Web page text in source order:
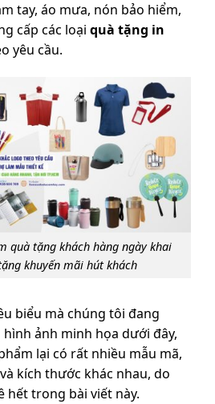
tay, áo mưa, nón bảo hiểm,
cấp các loại quà tặng in
yêu cầu.
quà tặng khách hàng ngày khai
khuyến mãi hút khách
biểu mà chúng tôi đang
ảnh minh họa dưới đây,
lại có rất nhiều mẫu mã,
kích thước khác nhau, do
hết trong bài viết này.